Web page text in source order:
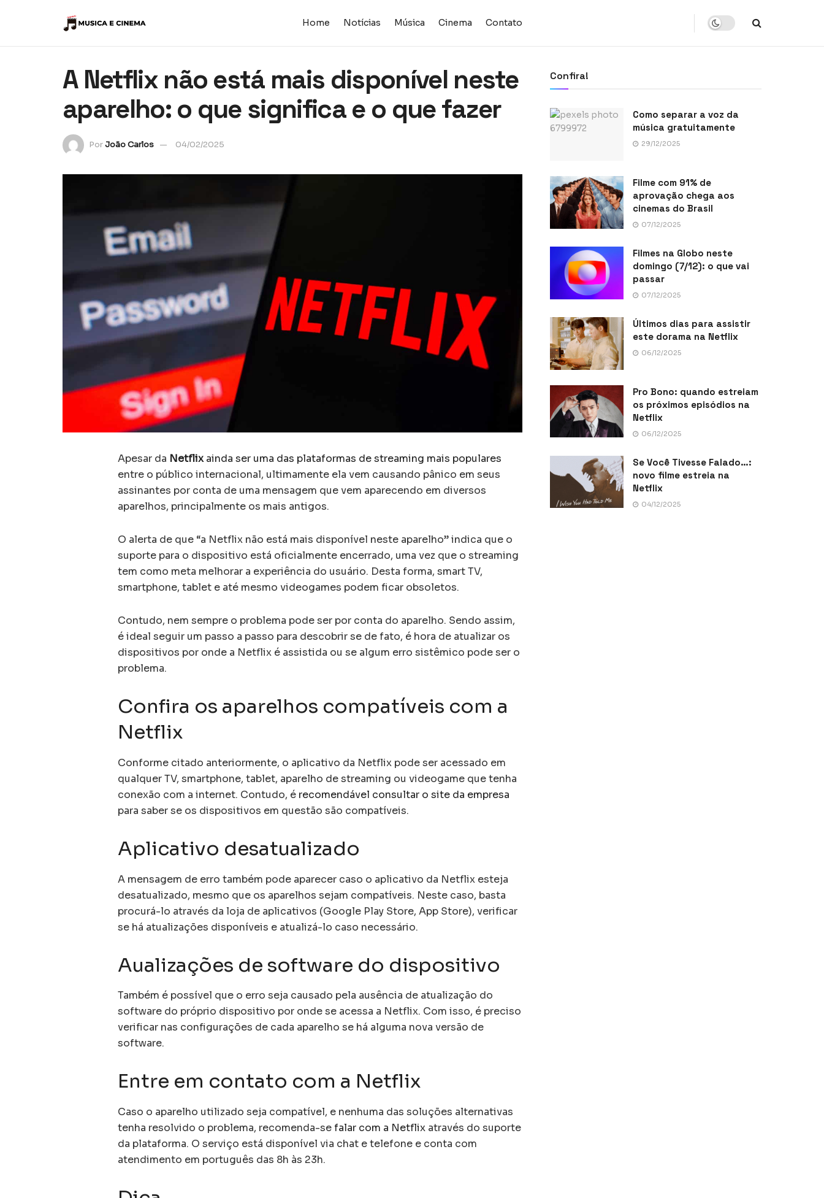
Home Notícias Música Cinema Contato
A Netflix não está mais disponível neste
aparelho: o que significa e o que fazer
PorJoão Carlos 04/02/2025
Apesar da Netflixainda ser uma das plataformas de streaming mais populares
entre o público internacional, ultimamente ela vem causando pânico em seus
assinantes por conta de uma mensagem que vem aparecendo em diversos
aparelhos, principalmente os mais antigos.
O alerta de que “a Netflix não está mais disponível neste aparelho” indica que o
suporte para o dispositivo está oficialmente encerrado, uma vez que o streaming
tem como meta melhorar a experiência do usuário. Desta forma, smart TV,
smartphone, tablet e até mesmo videogames podem ficar obsoletos.
Contudo, nem sempre o problema pode ser por conta do aparelho. Sendo assim,
é ideal seguir um passo a passo para descobrir se de fato, é hora de atualizar os
dispositivos por onde a Netflix é assistida ou se algum erro sistêmico pode ser o
problema.
Confira os aparelhos compatíveis com a
Netflix
Conforme citado anteriormente, o aplicativo da Netflix pode ser acessado em
qualquer TV, smartphone, tablet, aparelho de streaming ou videogame que tenha
conexão com a internet. Contudo, é recomendável consultar o site da empresa
para saber se os dispositivos em questão são compatíveis.
Aplicativo desatualizado
A mensagem de erro também pode aparecer caso o aplicativo da Netflix esteja
desatualizado, mesmo que os aparelhos sejam compatíveis. Neste caso, basta
procurá-lo através da loja de aplicativos (Google Play Store, App Store), verificar
se há atualizações disponíveis e atualizá-lo caso necessário.
Aualizações de software do dispositivo
Também é possível que o erro seja causado pela ausência de atualização do
software do próprio dispositivo por onde se acessa a Netflix. Com isso, é preciso
verificar nas configurações de cada aparelho se há alguma nova versão de
software.
Entre em contato com a Netflix
Caso o aparelho utilizado seja compatível, e nenhuma das soluções alternativas
tenha resolvido o problema, recomenda-sefalar com a Netflix através do suporte
da plataforma. O serviço está disponível via chat e telefone e conta com
atendimento em português das 8h às 23h.
Confira!
Como separar a voz da
música gratuitamente
29/12/2025
Filme com 91% de
aprovação chega aos
cinemas do Brasil
07/12/2025
Filmes na Globo neste
domingo (7/12): o que vai
passar
07/12/2025
Últimos dias para assistir
este dorama na Netflix
06/12/2025
Pro Bono: quando estreiam
os próximos episódios na
Netflix
06/12/2025
Se Você Tivesse Falado…:
novo filme estreia na
Netflix
04/12/2025